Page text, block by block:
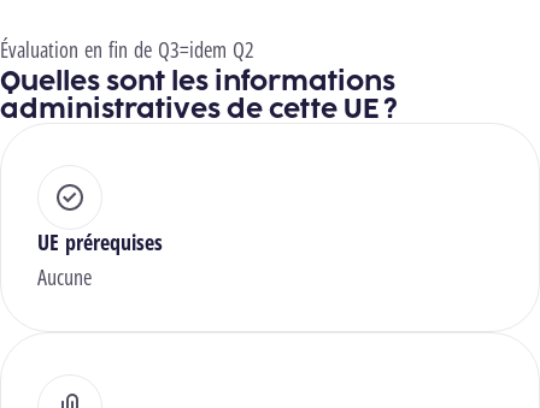
Évaluation en fin de Q3=idem Q2
Quelles sont les informations
administratives de cette UE ?
UE prérequises
Aucune